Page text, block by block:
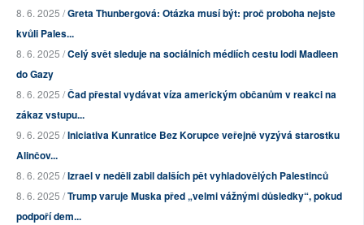
8. 6. 2025 /Greta Thunbergová: Otázka musí být: proč proboha nejste
kvůli Pales...
8. 6. 2025 /Celý svět sleduje na sociálních médiích cestu lodi Madleen
do Gazy
8. 6. 2025 /Čad přestal vydávat víza americkým občanům v reakci na
zákaz vstupu...
9. 6. 2025 /Iniciativa Kunratice Bez Korupce veřejně vyzývá starostku
Alinčov...
8. 6. 2025 /Izrael v neděli zabil dalších pět vyhladovělých Palestinců
8. 6. 2025 /Trump varuje Muska před „velmi vážnými důsledky“, pokud
podpoří dem...